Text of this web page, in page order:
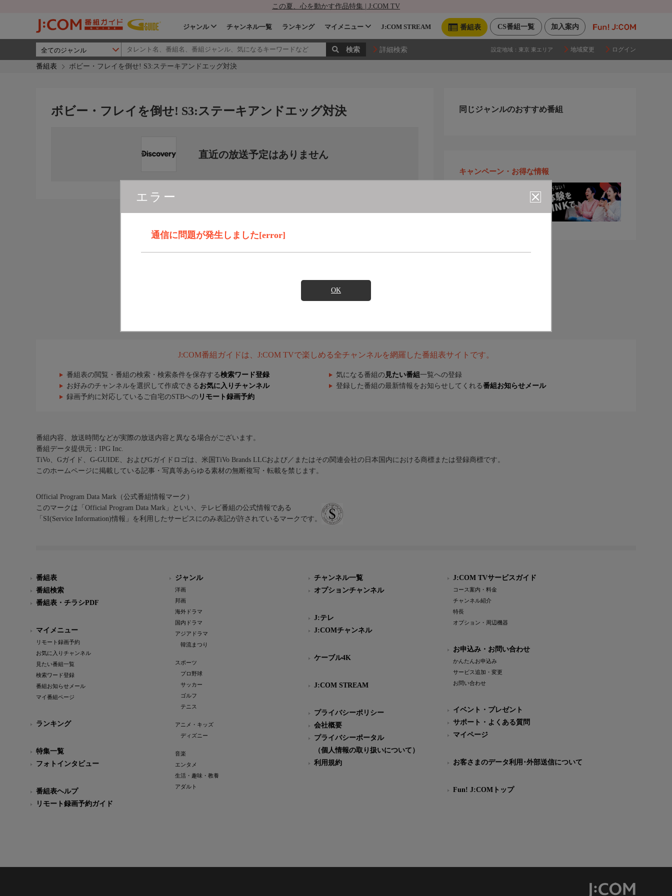
この夏、心を動かす作品特集 | J:COM TV
加入案内
CS番組一覧
番組表
ジャンル チャンネル一覧 ランキング マイメニュー J:COM STREAM
詳細検索 設定地域： 東京 東エリア 地域変更 ログイン
番組表 ボビー・フレイを倒せ! S3:ステーキアンドエッグ対決
エラー
通信に問題が発生しました[error]
OK
ボビー・フレイを倒せ! S3:ステーキアンドエッグ対決
直近の放送予定はありません
同じジャンルのおすすめ番組
キャンペーン・お得な情報
J:COM番組ガイドは、J:COM TVで楽しめる全チャンネルを網羅した番組表サイトです。
番組表の閲覧・番組の検索・検索条件を保存する検索ワード登録 気になる番組の 見たい番組 一覧への登録
お好みのチャンネルを選択して作成できる お気に入りチャンネル 登録した番組の最新情報をお知らせしてくれる番組お知らせメール
録画予約に対応しているご自宅のSTBへの リモート録画予約
番組内容、放送時間などが実際の放送内容と異なる場合がございます。
番組データ提供元：IPG Inc.
TiVo、Gガイド、G-GUIDE、およびGガイドロゴは、米国TiVo Brands LLCおよび／またはその関連会社の日本国内における商標または登録商標です。
このホームページに掲載している記事・写真等あらゆる素材の無断複写・転載を禁じます。
Official Program Data Mark（公式番組情報マーク）
このマークは「Official Program Data Mark」といい、テレビ番組の公式情報である
「SI(Service Information)情報」を利用したサービスにのみ表記が許されているマークです。
番組表
番組検索
番組表・チラシPDF
マイメニュー
リモート録画予約
お気に入りチャンネル
見たい番組一覧
検索ワード登録
番組お知らせメール
マイ番組ページ
ランキング
特集一覧
フォトインタビュー
番組表ヘルプ
リモート録画予約ガイド
ジャンル
洋画
邦画
海外ドラマ
国内ドラマ
アジアドラマ
韓流まつり
スポーツ
プロ野球
サッカー
ゴルフ
テニス
アニメ・キッズ
ディズニー
音楽
エンタメ
生活・趣味・教養
アダルト
チャンネル一覧
オプションチャンネル
J:テレ
J:COMチャンネル
ケーブル4K
J:COM STREAM
プライバシーポリシー
会社概要
プライバシーポータル
（個人情報の取り扱いについて）
利用規約
J:COM TVサービスガイド
コース案内・料金
チャンネル紹介
特長
オプション・周辺機器
お申込み・お問い合わせ
かんたんお申込み
サービス追加・変更
お問い合わせ
イベント・プレゼント
サポート・よくある質問
マイページ
お客さまのデータ利用･外部送信について
Fun! J:COMトップ